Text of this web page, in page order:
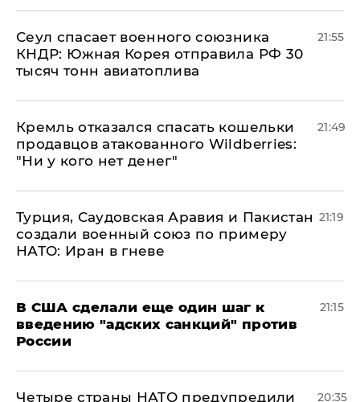
​Сеул спасает военного союзника
КНДР: Южная Корея отправила РФ 30
тысяч тонн авиатоплива
21:55
Кремль отказался спасать кошельки
продавцов атакованного Wildberries:
"Ни у кого нет денег"
21:49
Турция, Саудовская Аравия и Пакистан
создали военный союз по примеру
НАТО: Иран в гневе
21:19
В США сделали еще один шаг к
введению "адских санкций" против
России
21:15
Четыре страны НАТО предупредили 20:35